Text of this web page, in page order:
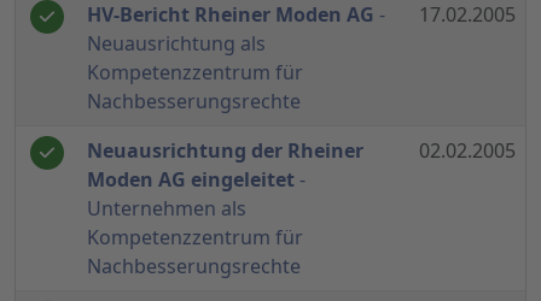
HV-Bericht Rheiner Moden AG -
Neuausrichtung als
Kompetenzzentrum für
Nachbesserungsrechte
17.02.2005
Neuausrichtung der Rheiner
Moden AG eingeleitet-
Unternehmen als
Kompetenzzentrum für
Nachbesserungsrechte
02.02.2005